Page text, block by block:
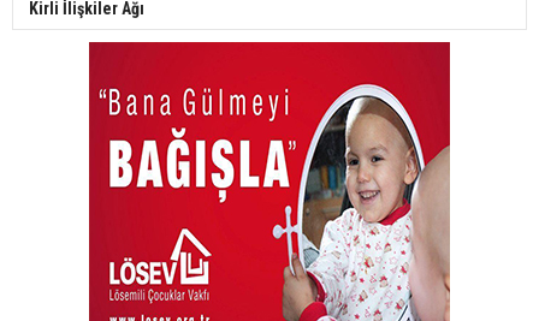
Kirli İlişkiler Ağı